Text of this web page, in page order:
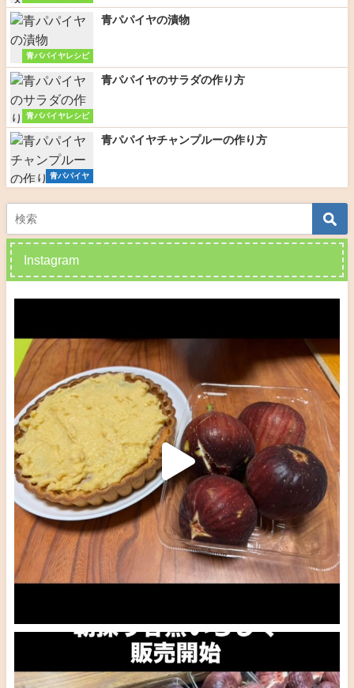
青パパイヤレシピ
青パパイヤの漬物
青パパイヤレシピ
青パパイヤのサラダの作り方
青パパイヤ
青パパイヤチャンプルーの作り方
Instagram